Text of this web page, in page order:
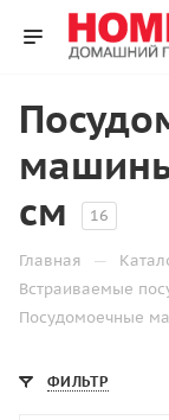
см
16
Главная —
Встраиваемые
Посудомоечные
ФИЛЬТР